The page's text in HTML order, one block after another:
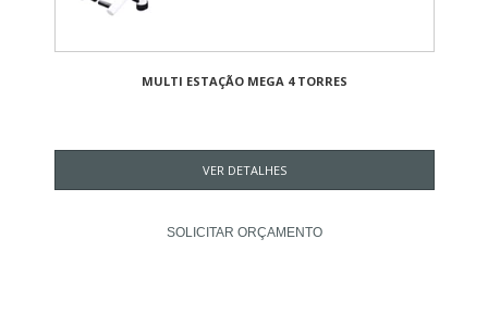
MULTI ESTAÇÃO MEGA 4 TORRES
VER DETALHES
SOLICITAR ORÇAMENTO